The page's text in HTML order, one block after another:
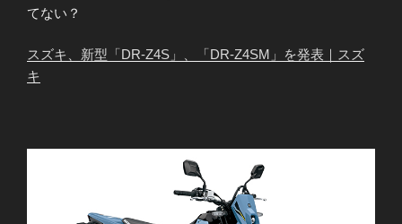
てない？
スズキ、新型「DR-Z4S」、「DR-Z4SM」を発表｜スズ
キ